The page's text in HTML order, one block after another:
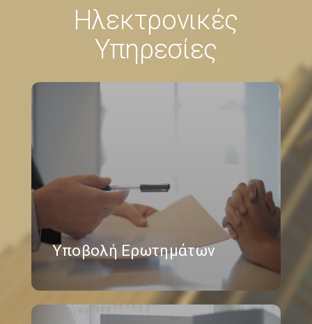
Ηλεκτρονικές
Υπηρεσίες
Υποβολή Ερωτημάτων